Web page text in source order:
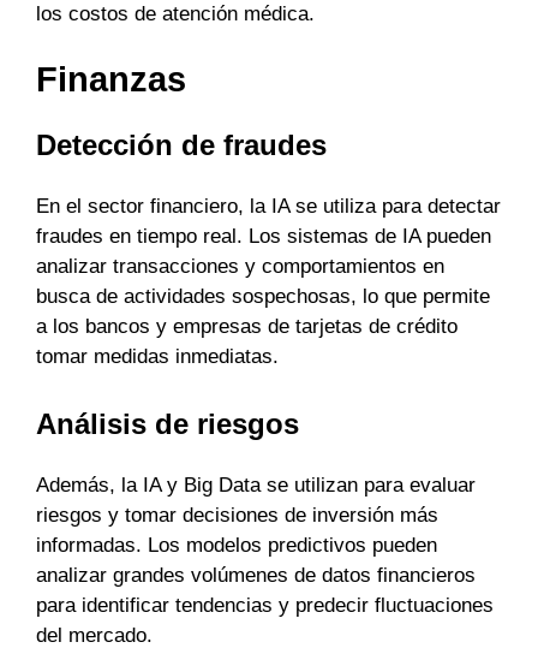
los costos de atención médica.
Finanzas
Detección de fraudes
En el sector financiero, la IA se utiliza para detectar
fraudes en tiempo real. Los sistemas de IA pueden
analizar transacciones y comportamientos en
busca de actividades sospechosas, lo que permite
a los bancos y empresas de tarjetas de crédito
tomar medidas inmediatas.
Análisis de riesgos
Además, la IA y Big Data se utilizan para evaluar
riesgos y tomar decisiones de inversión más
informadas. Los modelos predictivos pueden
analizar grandes volúmenes de datos financieros
para identificar tendencias y predecir fluctuaciones
del mercado.